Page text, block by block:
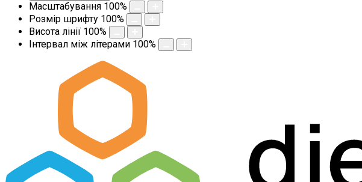
Масштабування 100%
Розмір шрифту 100%
Висота лінії 100%
Інтервал між літерами 100%